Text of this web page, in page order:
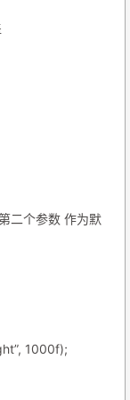
二个参数 作为默
1000f);